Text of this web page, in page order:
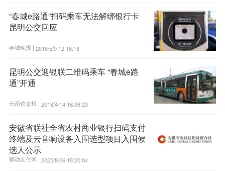
“春城e路通”扫码乘车无法解绑银行卡
昆明公交回应
春城晚报 | 2018/5/9 12:16:18
昆明公交迎银联二维码乘车 “春城e路
通”开通
云南信息报 | 2018/4/14 16:38:23
安徽省联社全省农村商业银行扫码支付
终端及云音响设备入围选型项目入围候
选人公示
移动支付网 | 2022/8/26 15:20:04